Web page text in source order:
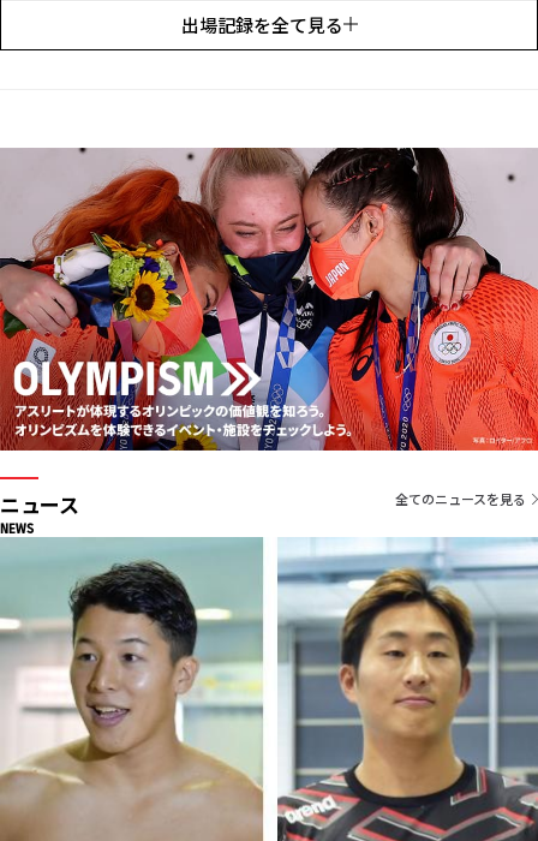
出場記録を全て見る
ニュース
NEWS
全てのニュースを見る